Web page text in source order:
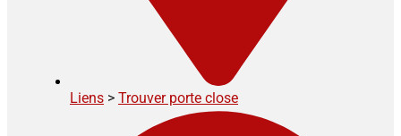
Liens > Trouver porte close